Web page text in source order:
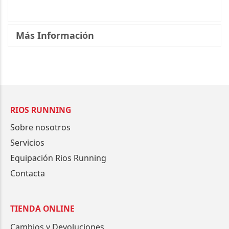
Más Información
RIOS RUNNING
Sobre nosotros
Servicios
Equipación Rios Running
Contacta
TIENDA ONLINE